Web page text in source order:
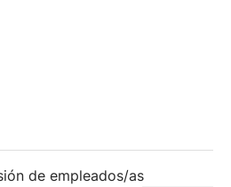
de empleados/as